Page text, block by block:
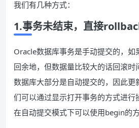
我们有几种方式：
1.事务未结束，直接
Oracle数据库事务是手动提交的，如
回余地，但数据量比较大的话回滚时
数据库大部分是自动提交的，因此更
们可以通过显示打开事务的方式进行
在自动提交模式下可以使用begin的方